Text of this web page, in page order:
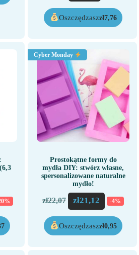
Oszczędzaszzł7,76
Cyber Monday
Prostokątne formy do
mydła DIY: stwórz własne,
spersonalizowane naturalne
mydło!
zł22,07 zł21,12 -4%
Oszczędzaszzł0,95